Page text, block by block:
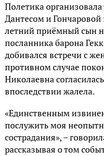
Полетика
Дантесом и Гончаровой
летний приёмный сын
посланника барона
добивался встречи с
противном случае
Николаевна
впоследствии жалела.
«Единственным
послужить моя
сострадания», –
рассказывая о том